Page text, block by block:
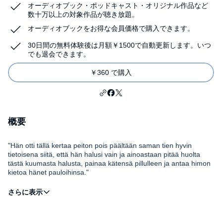
オーディオブック・ポッドキャスト・オリジナル作品など
数十万以上の対象作品が聴き放題。
オーディオブックをお得な会員価格で購入できます。
30日間の無料体験後は月額￥1500で自動更新します。いつ
でも退会できます。
￥360 で購入
概要
"Hän otti tällä kertaa peiton pois päältään saman tien hyvin
tietoisena siitä, että hän halusi vain ja ainoastaan pitää huolta
tästä kuumasta halusta, painaa kätensä pillulleen ja antaa himon
kietoa hänet pauloihinsa."
Olivia ei usko yliluonnolliseen. Mutta kun hänen ystävänsä